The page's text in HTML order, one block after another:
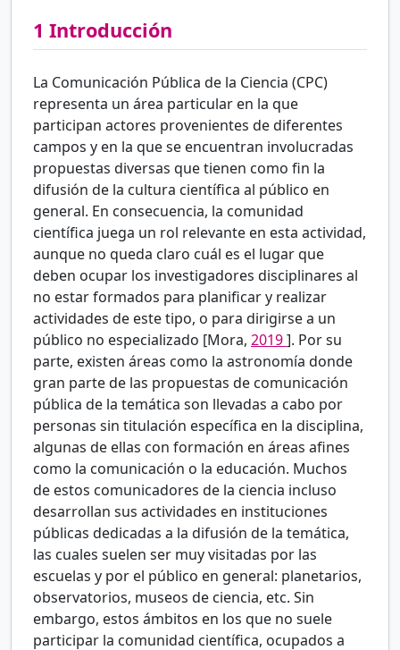
1 Introducción
La Comunicación Pública de la Ciencia (CPC)
representa un área particular en la que
participan actores provenientes de diferentes
campos y en la que se encuentran involucradas
propuestas diversas que tienen como fin la
difusión de la cultura científica al público en
general. En consecuencia, la comunidad
científica juega un rol relevante en esta actividad,
aunque no queda claro cuál es el lugar que
deben ocupar los investigadores disciplinares al
no estar formados para planificar y realizar
actividades de este tipo, o para dirigirse a un
público no especializado [Mora, 2019]. Por su
parte, existen áreas como la astronomía donde
gran parte de las propuestas de comunicación
pública de la temática son llevadas a cabo por
personas sin titulación específica en la disciplina,
algunas de ellas con formación en áreas afines
como la comunicación o la educación. Muchos
de estos comunicadores de la ciencia incluso
desarrollan sus actividades en instituciones
públicas dedicadas a la difusión de la temática,
las cuales suelen ser muy visitadas por las
escuelas y por el público en general: planetarios,
observatorios, museos de ciencia, etc. Sin
embargo, estos ámbitos en los que no suele
participar la comunidad científica, ocupados a